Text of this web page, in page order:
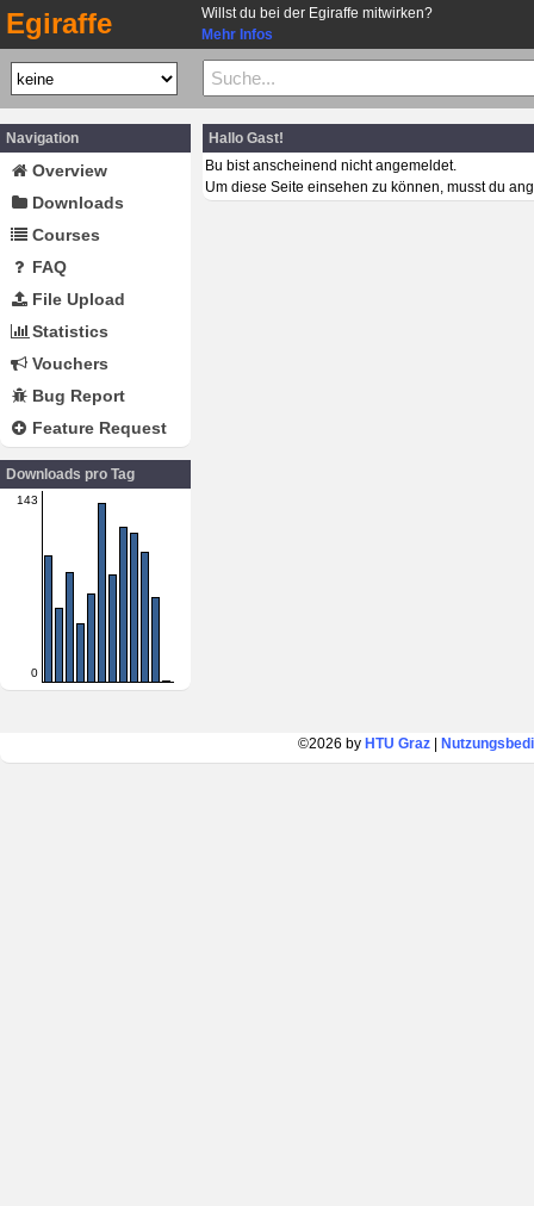
Egiraffe
Willst du bei der Egiraffe mitwirken?
Mehr Infos
Navigation
Overview
Downloads
Courses
FAQ
File Upload
Statistics
Vouchers
Bug Report
Feature Request
Downloads pro Tag
143
0
Hallo Gast!
Bu bist anscheinend nicht angemeldet.
Um diese Seite einsehen zu können, musst du
©2026 by HTU Graz|